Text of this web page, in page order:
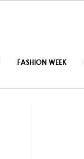
FASHION WEEK